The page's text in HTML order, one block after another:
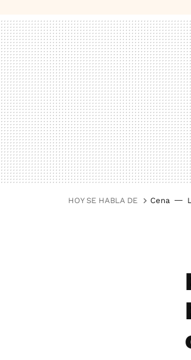
HOY SE HABLA DE Cena